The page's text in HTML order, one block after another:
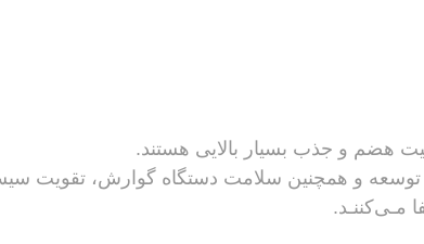
هضم و جذب بسیار بالایی هستند.
و همچنین سلامت دستگاه گوارش، تقویت
مـی‌کننـد.